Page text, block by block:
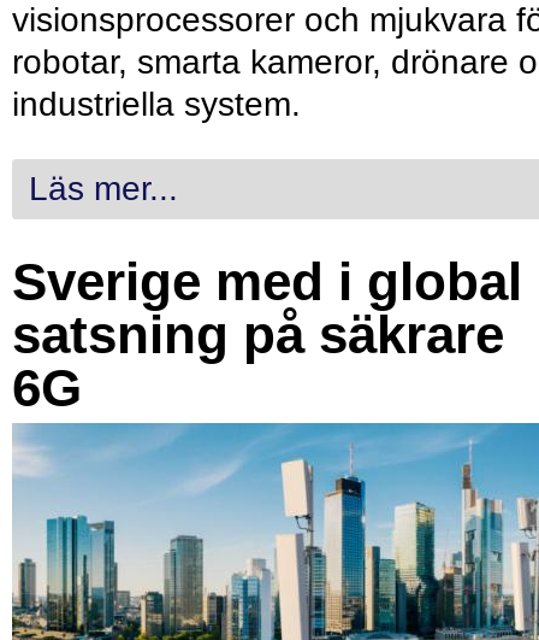
visionsprocessorer och mjukvara
robotar, smarta kameror, drönare
industriella system.
Läs mer...
Sverige med i global
satsning på säkrare
6G